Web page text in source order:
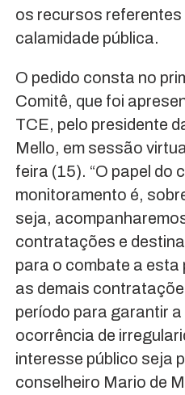
os recursos
calamidade pública.
O pedido consta no
Comitê, que foi
TCE, pelo presidente
Mello, em sessão
feira (15). “O papel do
monitoramento é,
seja,
contratações e
para o combate a esta
as demais
período para garantir
ocorrência de
interesse público seja
conselheiro Mario de